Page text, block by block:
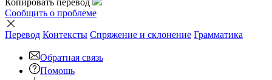
Копировать перевод
Сообщить о проблеме
Перевод Контексты Спряжение и склонение Грамматика
Обратная связь
Помощь